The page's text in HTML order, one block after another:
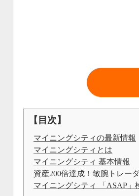
【目次】
マイニングシティの最新情報
マイニングシティとは
マイニングシティ 基本情報
資産200倍達成！敏腕トレー
マイニングシティ 「ASAP」